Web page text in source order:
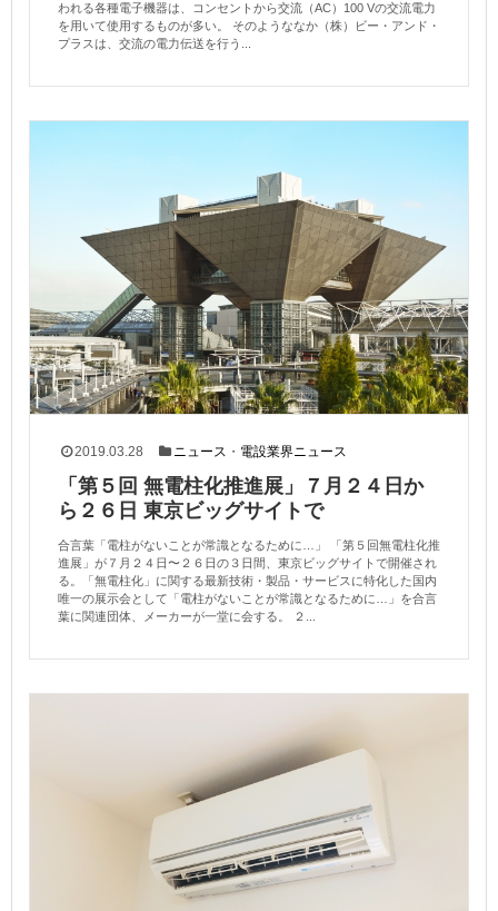
われる各種電子機器は、コンセントから交流（AC）100 Vの交流電力
を用いて使用するものが多い。 そのようななか（株）ビー・アンド・
プラスは、交流の電力伝送を行う...
2019.03.28 ニュース ・ 電設業界ニュース
「第５回 無電柱化推進展」７月２４日か
ら２６日 東京ビッグサイトで
合言葉「電柱がないことが常識となるために…」 「第５回無電柱化推
進展」が７月２４日〜２６日の３日間、東京ビッグサイトで開催され
る。「無電柱化」に関する最新技術・製品・サービスに特化した国内
唯一の展示会として「電柱がないことが常識となるために…」を合言
葉に関連団体、メーカーが一堂に会する。 ２...